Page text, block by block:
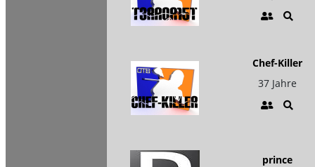
Chef-Killer
37 Jahre
prince